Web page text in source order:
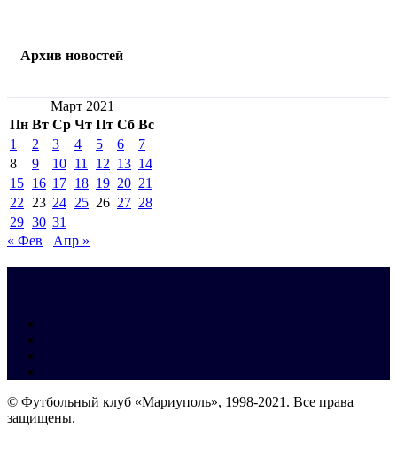
Архив новостей
Март 2021
Пн Вт Ср Чт Пт Сб Вс
1
2 3 4 5 6
7
8
9 10 11 12 13 14
15 16 17 18 19 20 21
22
23 24 25 26 27 28
29 30 31
« Фев
Апр »
© Футбольный клуб «Мариуполь», 1998-2021. Все права
защищены.